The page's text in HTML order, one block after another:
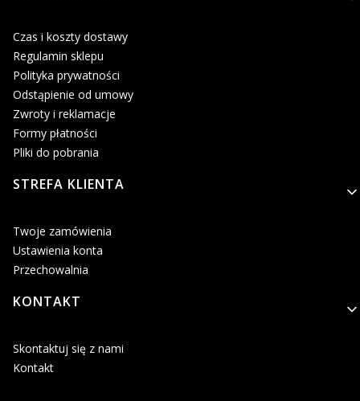
Czas i koszty dostawy
Regulamin sklepu
Polityka prywatności
Odstąpienie od umowy
Zwroty i reklamacje
Formy płatności
Pliki do pobrania
STREFA KLIENTA
Twoje zamówienia
Ustawienia konta
Przechowalnia
KONTAKT
Skontaktuj się z nami
Kontakt